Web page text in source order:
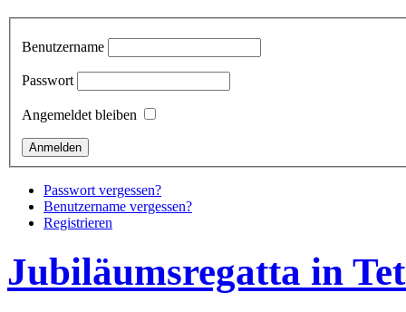
Benutzername
Passwort
Angemeldet bleiben
Passwort vergessen?
Benutzername vergessen?
Registrieren
Jubiläumsregatta in